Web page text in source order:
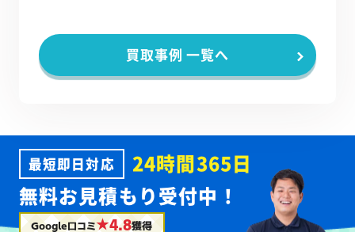
買取事例 一覧へ
最短即日対応
24時間365日
無料お見積もり受付中！
Google口コミ★4.8獲得